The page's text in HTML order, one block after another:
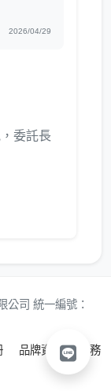
2026/04/29
委託長
司 統一編號：
品牌資源
服務